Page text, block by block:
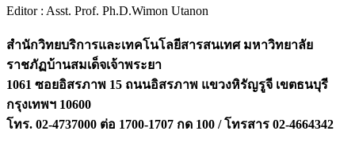
Editor : Asst. Prof. Ph.D.Wimon Utanon
สำนักวิทยบริการและเทคโนโลยีสารสนเทศ มหาวิทยาลัย
ราชภัฏบ้านสมเด็จเจ้าพระยา
1061 ซอยอิสรภาพ 15 ถนนอิสรภาพ แขวงหิรัญรูจี เขตธนบุรี
กรุงเทพฯ 10600
โทร. 02-4737000 ต่อ 1700-1707 กด 100 / โทรสาร 02-4664342